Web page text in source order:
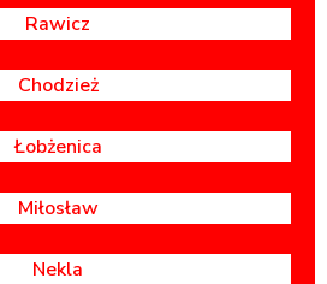
Rawicz
Chodzież
Łobżenica
Miłosław
Nekla